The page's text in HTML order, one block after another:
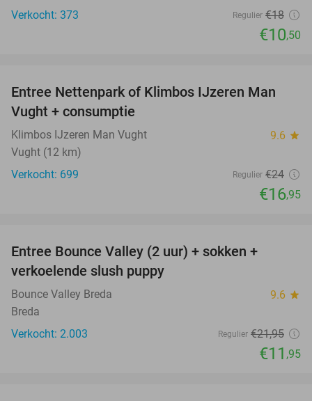
Verkocht: 373
Regulier €18
€10,50
29%
Entree Nettenpark of Klimbos IJzeren Man
Vught + consumptie
Klimbos IJzeren Man Vught 9.6 star
Vught (12 km)
Verkocht: 699
Regulier €24
€16,95
Entree Bounce Valley (2 uur) + sokken +
verkoelende slush puppy
Bounce Valley Breda 9.6 star
Breda
Verkocht: 2.003
Regulier €21,95
€11 ,95